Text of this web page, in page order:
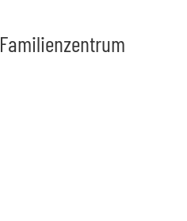
Familienzentrum